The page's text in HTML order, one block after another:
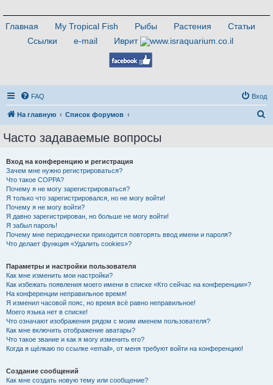
Главная My Tropical Fish Рыбы Растения
Статьи
Ссылки
e-mail Иврит
FAQ Вход
На главную Список форумов
Часто задаваемые вопросы
Вход на конференцию и регистрация
Зачем мне нужно регистрироваться?
Что такое COPPA?
Почему я не могу зарегистрироваться?
Я только что зарегистрировался, но не могу войти!
Почему я не могу войти?
Я давно зарегистрирован, но больше не могу войти!
Я забыл пароль!
Почему мне периодически приходится повторять ввод имени и пароля?
Что делает функция «Удалить cookies»?
Параметры и настройки пользователя
Как мне изменить мои настройки?
Как избежать появления моего имени в списке «Кто сейчас на конференции»?
На конференции неправильное время!
Я изменил часовой пояс, но время всё равно неправильное!
Моего языка нет в списке!
Что означают изображения рядом с моим именем пользователя?
Как мне включить отображение аватары?
Что такое звание и как я могу изменить его?
Когда я щёлкаю по ссылке «email», от меня требуют войти на конференцию!
Создание сообщений
Как мне создать новую тему или сообщение?